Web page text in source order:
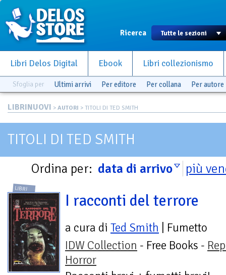
Ricerca
Libri Delos Digital Ebook Libri collezionismo
Sfoglia per Ultimi arrivi Per editore Per collana Per autore
LIBRINUOVI > AUTORI > TITOLI DI TED SMITH
TITOLI DI TED SMITH
Ordina per: data di arrivo più
LIBRI
I racconti del terrore
a cura di Ted Smith | Fumetto
IDW Collection - Free Books -
Horror